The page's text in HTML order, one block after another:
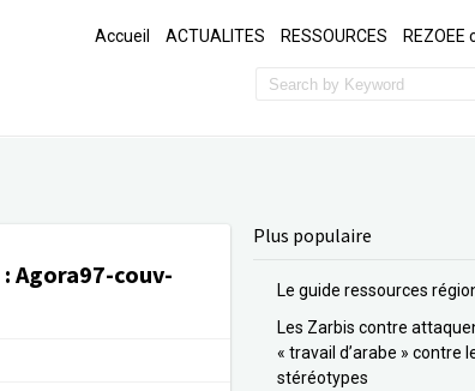
Accueil ACTUALITES RESSOURCES REZOEE
: Agora97-couv-
Plus populaire
Le guide ressources
Les Zarbis contre
« travail d’arabe » contre
stéréotypes